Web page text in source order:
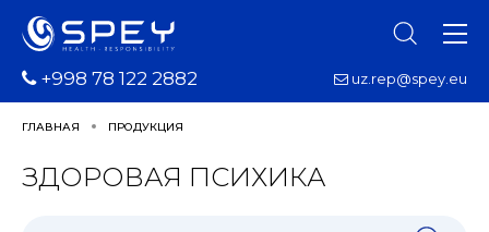
+998 78 122 2882 uz.rep@spey.eu
ГЛАВНАЯ ПРОДУКЦИЯ
ЗДОРОВАЯ ПСИХИКА